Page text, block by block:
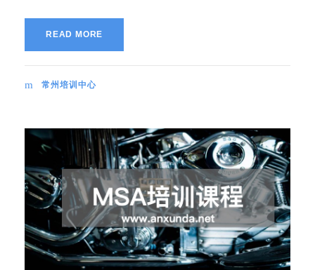
READ MORE
常州培训中心